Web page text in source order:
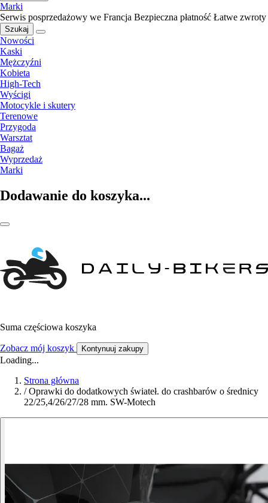
Marki
Serwis posprzedażowy we Francja Bezpieczna płatność Łatwe zwroty
Szukaj
Nowości
Kaski
Mężczyźni
Kobieta
High-Tech
Wyścigi
Motocykle i skutery
Terenowe
Przygoda
Warsztat
Bagaż
Wyprzedaż
Marki
Dodawanie do koszyka...
Suma częściowa koszyka
Zobacz mój koszyk Kontynuuj zakupy
Loading...
Strona główna
/ Oprawki do dodatkowych świateł. do crashbarów o średnicy
22/25,4/26/27/28 mm. SW-Motech